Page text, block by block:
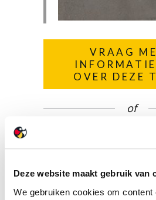
Deze website maakt gebruik van
We gebruiken cookies om content
VRAAG
OVER DEZE
of
- en nog vele
in onze